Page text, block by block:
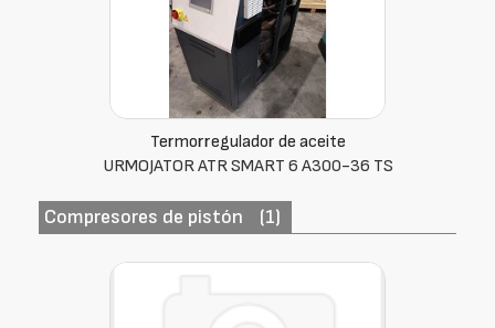
Termorregulador de aceite
URMOJATOR ATR SMART 6 A300-36 TS
Compresores de pistón (1)